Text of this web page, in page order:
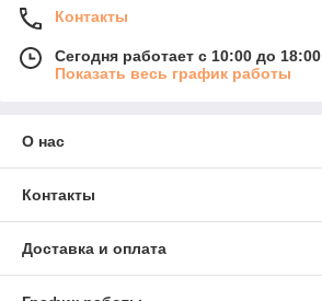
Контакты
Сегодня работает с 10:00 до 18:00
Показать весь график работы
О нас
Контакты
Доставка и оплата